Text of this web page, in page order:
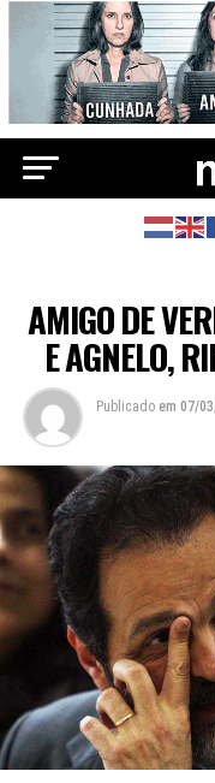
AMIGO DE
E AGNELO,
Publicado em 07/